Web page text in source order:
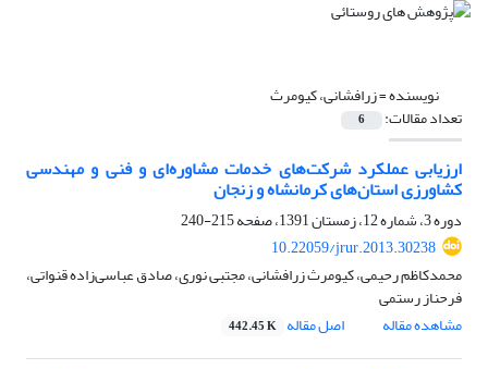
نویسنده =زرافشانی، کیومرث
تعداد مقالات: 6
ارزیابی عملکرد شرکت‌های خدمات مشاوره‌ای و فنی و مهندسی
کشاورزی استان‌های کرمانشاه و زنجان
دوره 3، شماره 12، زمستان 1391، صفحه
215-240
10.22059/jrur.2013.30238
محمدکاظم رحیمی، کیومرث زرافشانی، مجتبی نوری، صادق عباسی‌زاده قنواتی،
فرحناز رستمی
مشاهده مقاله
اصل مقاله 442.45 K